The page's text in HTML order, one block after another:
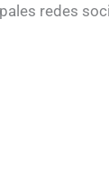
redes